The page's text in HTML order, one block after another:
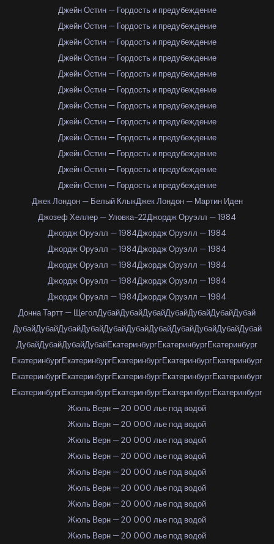
Джейн Остин — Гордость и предубеждение
Джейн Остин — Гордость и предубеждение
Джейн Остин — Гордость и предубеждение
Джейн Остин — Гордость и предубеждение
Джейн Остин — Гордость и предубеждение
Джейн Остин — Гордость и предубеждение
Джейн Остин — Гордость и предубеждение
Джейн Остин — Гордость и предубеждение
Джейн Остин — Гордость и предубеждение
Джейн Остин — Гордость и предубеждение
Джейн Остин — Гордость и предубеждение
Джейн Остин — Гордость и предубеждение
Джек Лондон — Белый КлыкДжек Лондон — Мартин Иден
Джозеф Хеллер — Уловка-22Джордж Оруэлл — 1984
Джордж Оруэлл — 1984Джордж Оруэлл — 1984
Джордж Оруэлл — 1984Джордж Оруэлл — 1984
Джордж Оруэлл — 1984Джордж Оруэлл — 1984
Джордж Оруэлл — 1984Джордж Оруэлл — 1984
Джордж Оруэлл — 1984Джордж Оруэлл — 1984
Донна Тартт — ЩеголДубайДубайДубайДубайДубайДубайДубай
ДубайДубайДубайДубайДубайДубайДубайДубайДубайДубайДубай
ДубайДубайДубайДубайЕкатеринбургЕкатеринбургЕкатеринбург
ЕкатеринбургЕкатеринбургЕкатеринбургЕкатеринбургЕкатеринбург
ЕкатеринбургЕкатеринбургЕкатеринбургЕкатеринбургЕкатеринбург
ЕкатеринбургЕкатеринбургЕкатеринбургЕкатеринбургЕкатеринбург
Жюль Верн — 20 000 лье под водой
Жюль Верн — 20 000 лье под водой
Жюль Верн — 20 000 лье под водой
Жюль Верн — 20 000 лье под водой
Жюль Верн — 20 000 лье под водой
Жюль Верн — 20 000 лье под водой
Жюль Верн — 20 000 лье под водой
Жюль Верн — 20 000 лье под водой
Жюль Верн — 20 000 лье под водой